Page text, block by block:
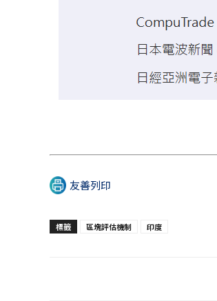
友善列印
標籤 區塊評估機制 印度